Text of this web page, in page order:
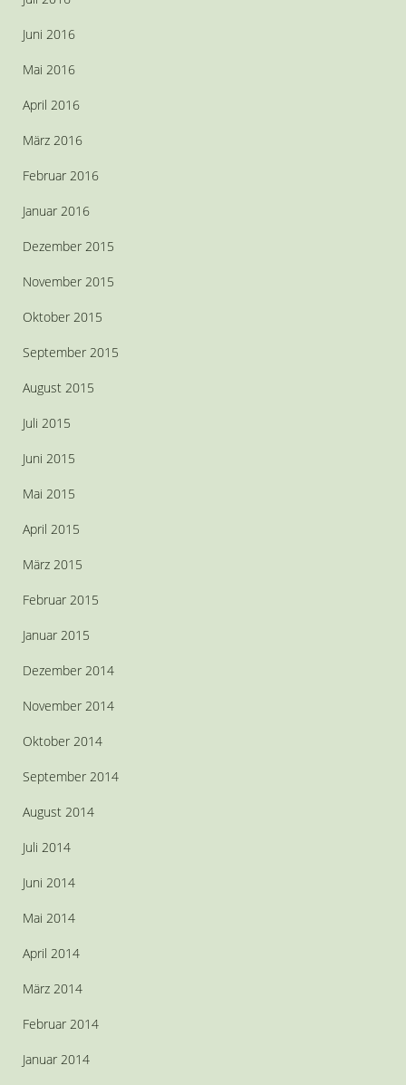
Juni 2016
Mai 2016
April 2016
März 2016
Februar 2016
Januar 2016
Dezember 2015
November 2015
Oktober 2015
September 2015
August 2015
Juli 2015
Juni 2015
Mai 2015
April 2015
März 2015
Februar 2015
Januar 2015
Dezember 2014
November 2014
Oktober 2014
September 2014
August 2014
Juli 2014
Juni 2014
Mai 2014
April 2014
März 2014
Februar 2014
Januar 2014